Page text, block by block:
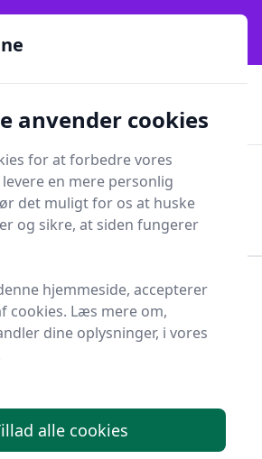
til stil, trends og smarte fund
⭐⭐⭐⭐⭐✨981 forskellige produkttyper
Fashion Online
Accessories
Tasker
- 45 på
blevet en uundværlig del af mange
anvender cookies
for at forbedre vores
en mere personlig
det muligt for os at huske
og sikre, at siden fungerer
hjemmeside, accepterer
cookies. Læs mere om,
dine oplysninger, i vores
alle cookies